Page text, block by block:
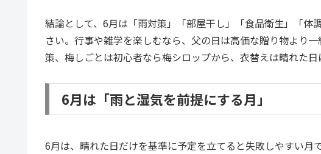
結論として、6月は「雨対策」「部屋干し」「食品衛生」「体
さい。行事や雑学を楽しむなら、父の日は高価な贈り物より
策、梅しごとは初心者なら梅シロップから、衣替えは晴れた
6月は「雨と湿気を前提にする月」
6月は、晴れた日だけを基準に予定を立てると失敗しやすい月